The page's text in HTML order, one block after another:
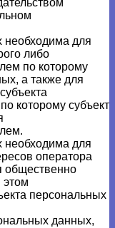
необходима для
либо
по которому
а также для
которому субъект
необходима для
оператора
общественно
этом
персональных
данных,